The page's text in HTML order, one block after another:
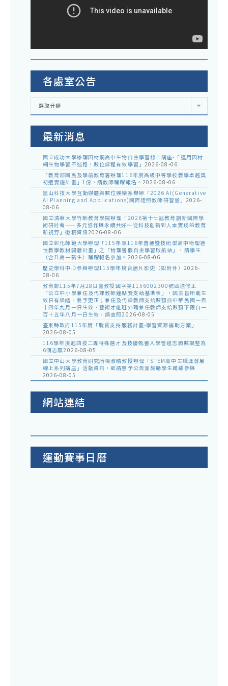
各處室公告
各
室
選取分類
最新消息
國立成功大學辦理因材網高中生物自主學習線上講座-「運用因材
網生物學習不迷路！數位課程有效學習」 2026-08-06
「教育部國民及學前教育署辦理116年度高級中等學校教學卓越獎
初選實施計畫」1份，請教師踴躍報名。 2026-08-06
崑山科技大學互動媒體與數位娛樂系舉辦「2026 AI(Generative
AI Planning and Applications)國際證照教師研習營」 2026-
08-06
國立清華大學竹師教育學院辦理「2026第十七屆教育創新國際學
術研討會——多元協作與永續共好～從科技創新到人本實踐的教育
新視野」徵稿資訊2026-08-06
國立彰化師範大學辦理「115年至116年普通暨技術型高中物理適
性教學教材開發計畫」之「物理暑假自主學習啟航站」，請學生
（含升高一新生）踴躍報名參加。 2026-08-06
歷史學科中心參與辦理115學年度台語片影史（如附件） 2026-
08-06
教育部115年7月28日臺教授國字第1156002300號函送修正
「公立中小學兼任及代課教師鐘點費支給基準表」，因主旨所載生
效日有誤繕，爰予更正；兼任及代課教師支給數額自中華民國一百
十四年九月一日生效，藝術才能班外聘兼任教師支給數額下限自一
百十五年八月一日生效，請查照2026-08-05
臺東縣政府115年度「脫貧支持服務計畫-學習資源補助方案」
2026-08-05
116學年度起四技二專特殊選才及技優甄審入學管道志願數調整為
6個志願2026-08-05
國立中山大學教育研究所楊淑晴教授辦理「STEM高中生職涯發展
線上系列講座」活動資訊，敬請惠予公告並鼓勵學生踴躍參與
2026-08-05
網站連結
運動賽事日曆